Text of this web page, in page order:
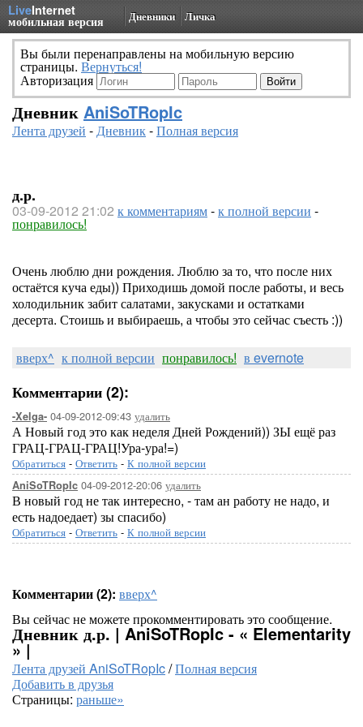
LiveInternet
мобильная версия Дневники Личка
Вы были перенаправлены на мобильную версию
страницы. Вернуться!
Авторизация
Дневник AniSoTRopIc
Лента друзей -Дневник-Полная версия
д.р.
03-09-2012 21:02 к комментариям-к полной версии -
понравилось!
Очень люблю дни рождения. Люблю за то, что после них
остаётся куча еды)) Приходишь домой после работы, и весь
холодильник забит салатами, закусками и остатками
десерта. Стоишь и выбираешь, а чтобы это сейчас съесть :))
вверх^ к полной версии понравилось! в evernote
Комментарии (2):
-Xelga- 04-09-2012-09:43 удалить
А Новый год это как неделя Дней Рождений)) ЗЫ ещё раз
ГРАЦ-ГРАЦ-ГРАЦ!Ура-ура!=)
Обратиться - Ответить - К полной версии
AniSoTRopIc 04-09-2012-20:06 удалить
В новый год не так интересно, - там ан работу не надо, и
есть надоедает) зы спасибо)
Обратиться - Ответить - К полной версии
Комментарии (2): вверх^
Вы сейчас не можете прокомментировать это сообщение.
Дневник д.р. | AniSoTRopIc - « Elementarity
» |
Лента друзей AniSoTRopIc/Полная версия
Добавить в друзья
Страницы: раньше»